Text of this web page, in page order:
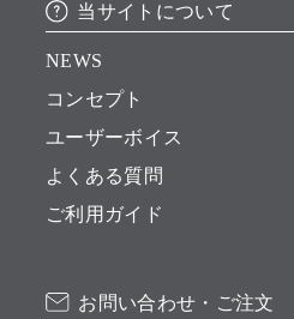
当サイトについて
NEWS
コンセプト
ユーザーボイス
よくある質問
ご利用ガイド
お問い合わせ・ご注文